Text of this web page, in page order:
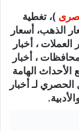
)، تغطية
24 ساعة لـ أسعار الذهب، أسعار
العملات ، أخبار
، أخبار
الأحداث الهامة
الحصري لـ أخبار